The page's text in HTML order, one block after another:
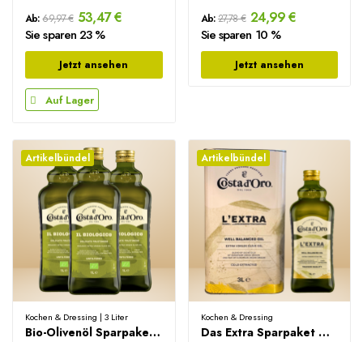
Ab: 69,97 € 53,47 €
Sie sparen 23 %
Jetzt ansehen
Auf Lager
Ab: 27,78 € 24,99 €
Sie sparen 10 %
Jetzt ansehen
Artikelbündel
Kochen & Dressing | 3 Liter
Bio-Olivenöl Sparpaket – 3 Liter
Artikelbündel
Kochen & Dressing
Das Extra Sparpaket – 4 Liter